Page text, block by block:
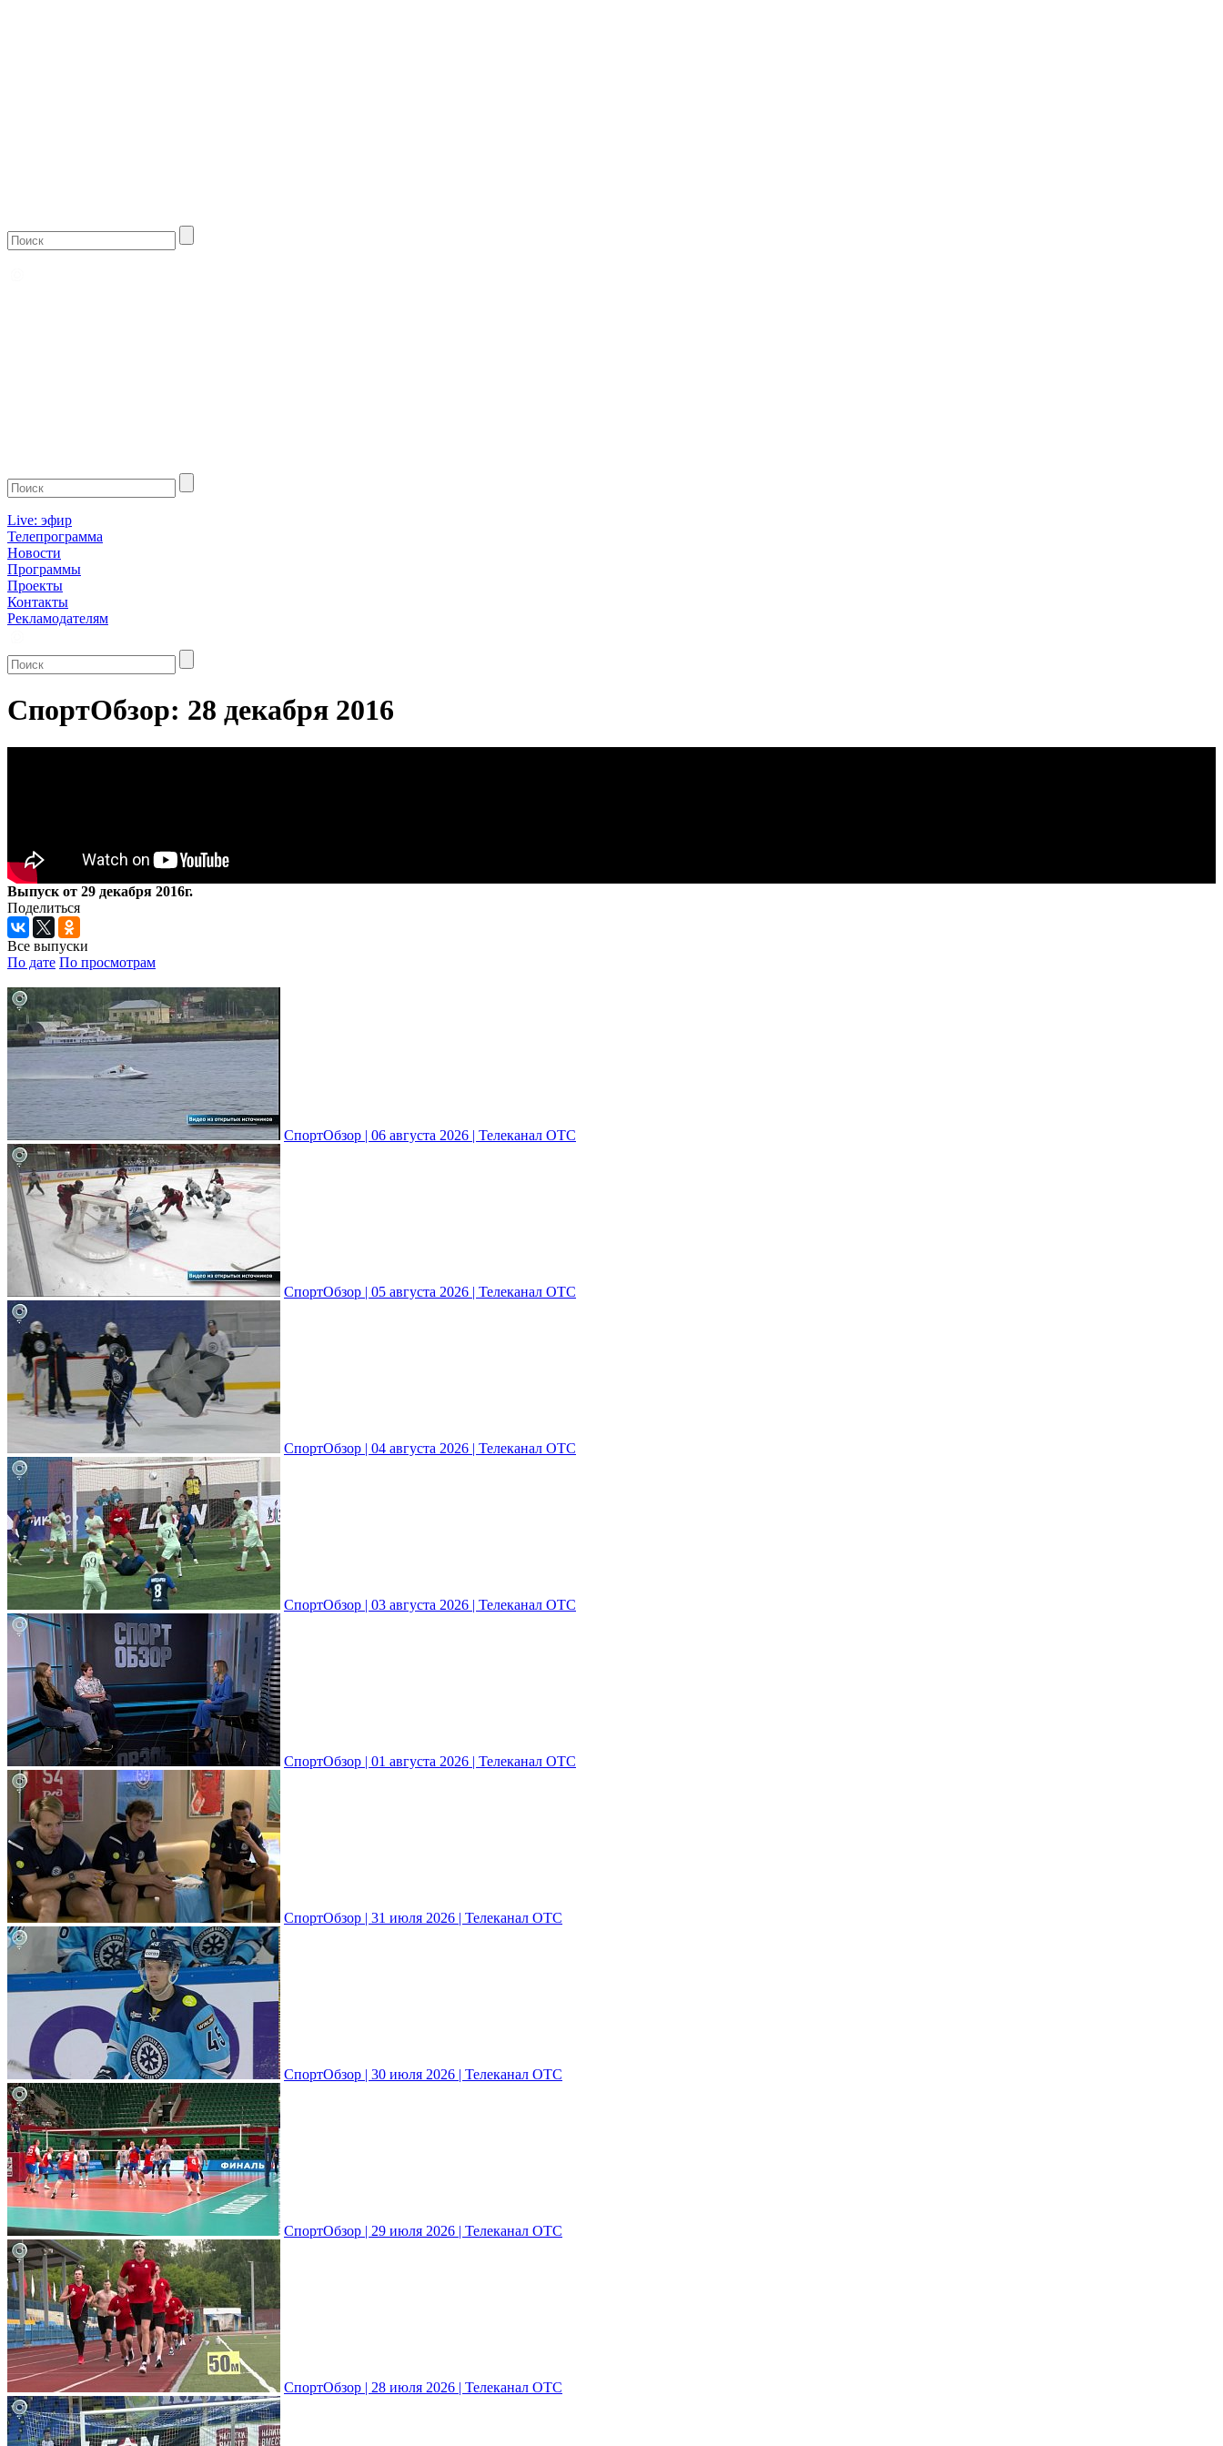
Live: эфир
Телепрограмма
Новости
Программы
Проекты
Контакты
Рекламодателям
СпортОбзор: 28 декабря 2016
Выпуск от 29 декабря 2016г.
Поделиться
Все выпуски
По дате По просмотрам
СпортОбзор | 06 августа 2026 | Телеканал ОТС
СпортОбзор | 05 августа 2026 | Телеканал ОТС
СпортОбзор | 04 августа 2026 | Телеканал ОТС
СпортОбзор | 03 августа 2026 | Телеканал ОТС
СпортОбзор | 01 августа 2026 | Телеканал ОТС
СпортОбзор | 31 июля 2026 | Телеканал ОТС
СпортОбзор | 30 июля 2026 | Телеканал ОТС
СпортОбзор | 29 июля 2026 | Телеканал ОТС
СпортОбзор | 28 июля 2026 | Телеканал ОТС